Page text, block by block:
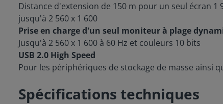
Distance d'extension de 150 m pour un seul écran 1
jusqu'à 2 560 x 1 600
Prise en charge d'un seul moniteur à plage
Jusqu'à 2 560 x 1 600 à 60 Hz et couleurs 10 bits
USB 2.0 High Speed
Pour les périphériques de stockage de masse ainsi
Spécifications techniques